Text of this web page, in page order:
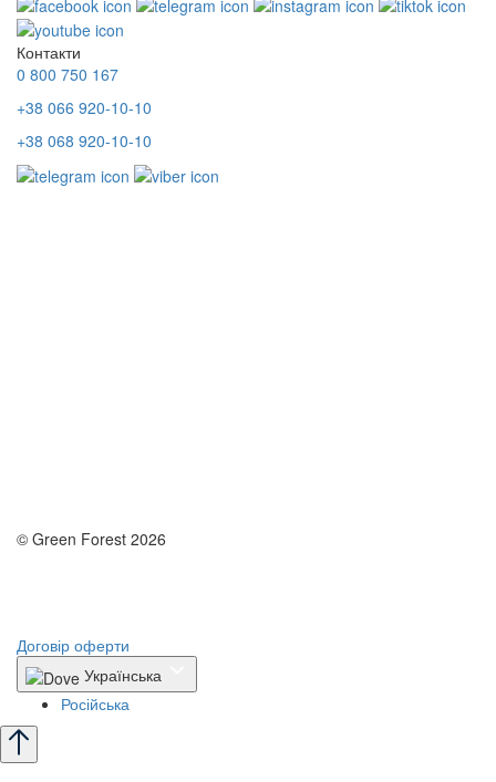
Контакти
0 800 750 167
+38 066 920-10-10
+38 068 920-10-10
© Green Forest 2026
Договір оферти
Українська
Російська